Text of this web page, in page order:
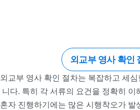
외교부 영사 확인
외교부 영사 확인 절차는 복잡하고 세
니다. 특히 각 서류의 요건을 정확히 이
혼자 진행하기에는 많은 시행착오가 발